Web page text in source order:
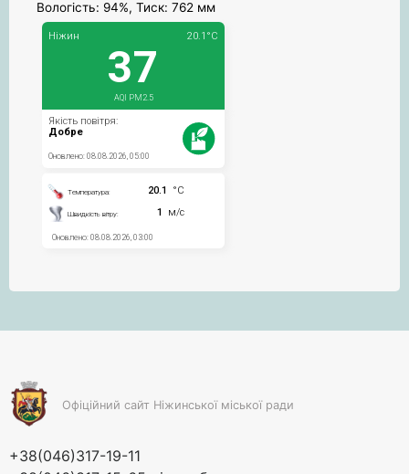
Вологість: 94%, Тиск: 762 мм
Офіційний сайт Ніжинської міської ради
+38(046)317-19-11